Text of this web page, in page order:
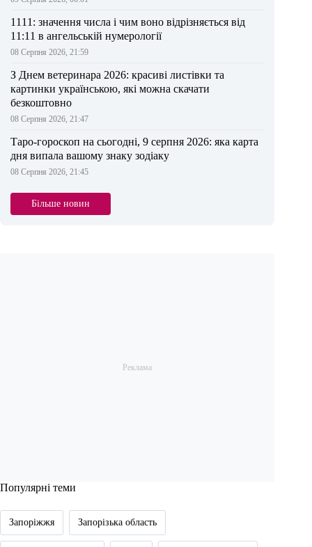
1111: значення числа і чим воно відрізняється від
11:11 в ангельській нумерології
08 Серпня 2026, 21:59
З Днем ветеринара 2026: красиві листівки та
картинки українською, які можна скачати
безкоштовно
08 Серпня 2026, 21:47
Таро-гороскоп на сьогодні, 9 серпня 2026: яка карта
дня випала вашому знаку зодіаку
08 Серпня 2026, 21:45
Більше новин
Популярні теми
Запоріжжя Запорізька область